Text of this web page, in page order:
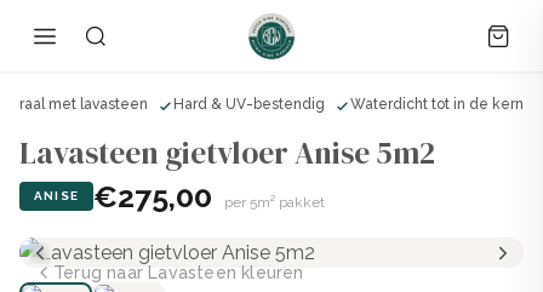
met lavasteen Hard & UV-bestendig Waterdicht tot in de kern
Lavasteen gietvloer Anise 5m2
ANISE €275,00 per 5m² pakket
Terug naar Lavasteen kleuren